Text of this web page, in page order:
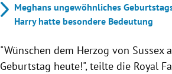
Meghans ungewöhnliches
Harry hatte besondere Bedeutung
"Wünschen dem Herzog von Sussex
Geburtstag heute!", teilte die Royal